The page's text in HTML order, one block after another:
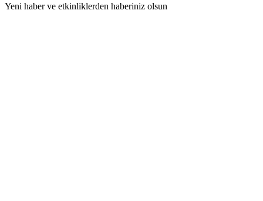
Yeni haber ve etkinliklerden haberiniz olsun